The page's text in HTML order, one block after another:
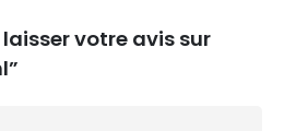
votre avis sur